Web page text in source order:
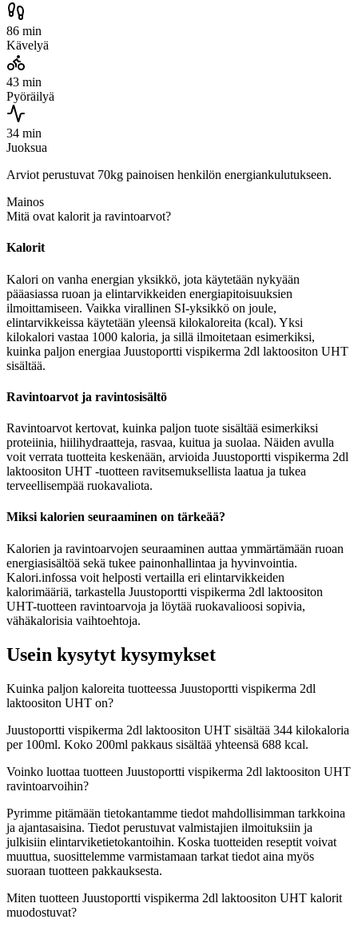
86 min
Kävelyä
43 min
Pyöräilyä
34 min
Juoksua
Arviot perustuvat 70kg painoisen henkilön energiankulutukseen.
Mainos
Mitä ovat kalorit ja ravintoarvot?
Kalorit
Kalori on vanha energian yksikkö, jota käytetään nykyään
pääasiassa ruoan ja elintarvikkeiden energiapitoisuuksien
ilmoittamiseen. Vaikka virallinen SI-yksikkö on joule,
elintarvikkeissa käytetään yleensä kilokaloreita (kcal). Yksi
kilokalori vastaa 1000 kaloria, ja sillä ilmoitetaan esimerkiksi,
kuinka paljon energiaa Juustoportti vispikerma 2dl laktoositon UHT
sisältää.
Ravintoarvot ja ravintosisältö
Ravintoarvot kertovat, kuinka paljon tuote sisältää esimerkiksi
proteiinia, hiilihydraatteja, rasvaa, kuitua ja suolaa. Näiden avulla
voit verrata tuotteita keskenään, arvioida Juustoportti vispikerma 2dl
laktoositon UHT -tuotteen ravitsemuksellista laatua ja tukea
terveellisempää ruokavaliota.
Miksi kalorien seuraaminen on tärkeää?
Kalorien ja ravintoarvojen seuraaminen auttaa ymmärtämään ruoan
energiasisältöä sekä tukee painonhallintaa ja hyvinvointia.
Kalori.infossa voit helposti vertailla eri elintarvikkeiden
kalorimääriä, tarkastella Juustoportti vispikerma 2dl laktoositon
UHT-tuotteen ravintoarvoja ja löytää ruokavalioosi sopivia,
vähäkalorisia vaihtoehtoja.
Usein kysytyt kysymykset
Kuinka paljon kaloreita tuotteessa Juustoportti vispikerma 2dl
laktoositon UHT on?
Juustoportti vispikerma 2dl laktoositon UHT sisältää 344 kilokaloria
per 100ml. Koko 200ml pakkaus sisältää yhteensä 688 kcal.
Voinko luottaa tuotteen Juustoportti vispikerma 2dl laktoositon UHT
ravintoarvoihin?
Pyrimme pitämään tietokantamme tiedot mahdollisimman tarkkoina
ja ajantasaisina. Tiedot perustuvat valmistajien ilmoituksiin ja
julkisiin elintarviketietokantoihin. Koska tuotteiden reseptit voivat
muuttua, suosittelemme varmistamaan tarkat tiedot aina myös
suoraan tuotteen pakkauksesta.
Miten tuotteen Juustoportti vispikerma 2dl laktoositon UHT kalorit
muodostuvat?